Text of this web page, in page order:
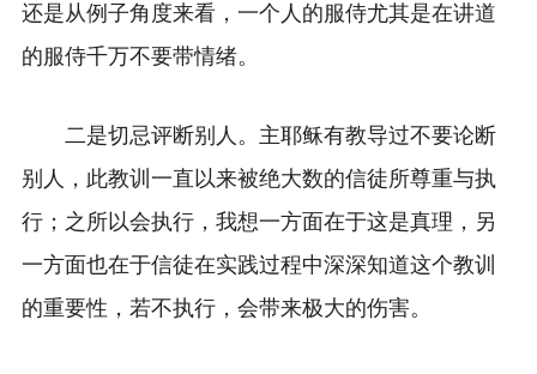
还是从例子角度来看，一个人的服侍尤其是在讲道
的服侍千万不要带情绪。
二是切忌评断别人。主耶稣有教导过不要论断
别人，此教训一直以来被绝大数的信徒所尊重与执
行；之所以会执行，我想一方面在于这是真理，另
一方面也在于信徒在实践过程中深深知道这个教训
的重要性，若不执行，会带来极大的伤害。